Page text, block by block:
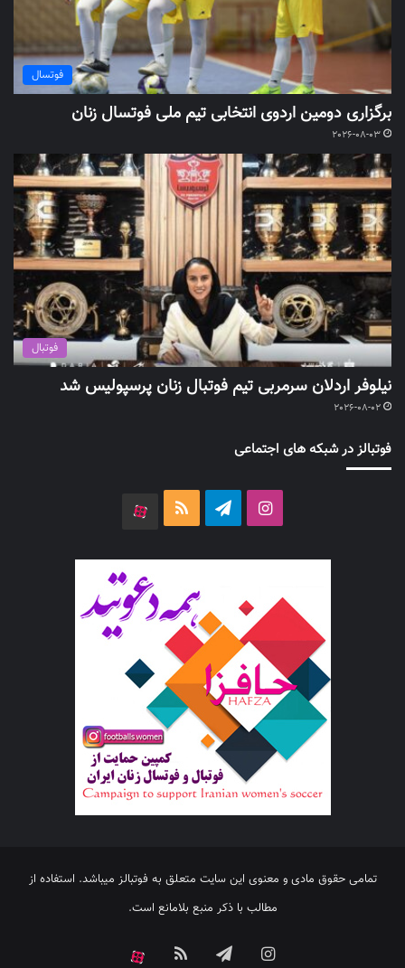
فوتسال
برگزاری دومین اردوی انتخابی تیم ملی فوتسال زنان
2026-08-03
فوتبال
نیلوفر اردلان سرمربی تیم فوتبال زنان پرسپولیس شد
2026-08-02
فوتبالز در شبکه های اجتماعی
اینستاگرامتلگرام خوراک
تمامی حقوق مادی و معنوی این سایت متعلق به فوتبالز میباشد. استفاده از
مطالب با ذکر منبع بلامانع است.
اینستاگرامتلگرام خوراک